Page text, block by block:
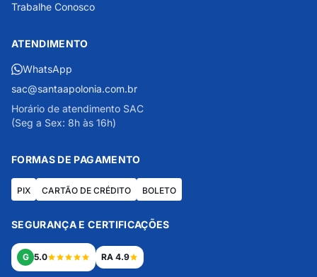
Trabalhe Conosco
ATENDIMENTO
WhatsApp
sac@santaapolonia.com.br
Horário de atendimento SAC
(Seg a Sex: 8h às 16h)
FORMAS DE PAGAMENTO
PIX CARTÃO DE CRÉDITO BOLETO
SEGURANÇA E CERTIFICAÇÕES
G 5.0 RA 4.9